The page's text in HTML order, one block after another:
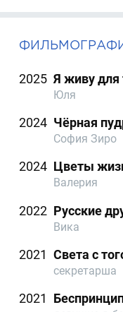
2025 Я живу для
Юля
2024 Чёрная
София Зиро
2024 Цветы
Валерия
2022 Русские
Вика
2021 Света с
секретарша
2021